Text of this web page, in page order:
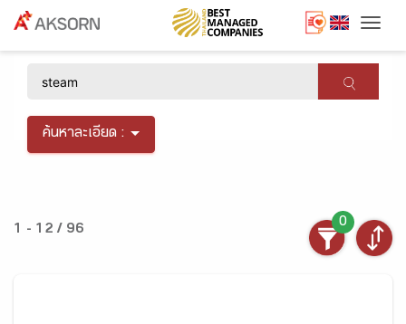
ค้นหาละเอียด :
1 - 12 / 96
0